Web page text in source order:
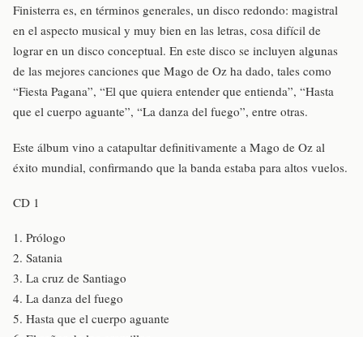
Finisterra es, en términos generales, un disco redondo: magistral
en el aspecto musical y muy bien en las letras, cosa difícil de
lograr en un disco conceptual. En este disco se incluyen algunas
de las mejores canciones que Mago de Oz ha dado, tales como
“Fiesta Pagana”, “El que quiera entender que entienda”, “Hasta
que el cuerpo aguante”, “La danza del fuego”, entre otras.
Este álbum vino a catapultar definitivamente a Mago de Oz al
éxito mundial, confirmando que la banda estaba para altos vuelos.
CD 1
1. Prólogo
2. Satania
3. La cruz de Santiago
4. La danza del fuego
5. Hasta que el cuerpo aguante